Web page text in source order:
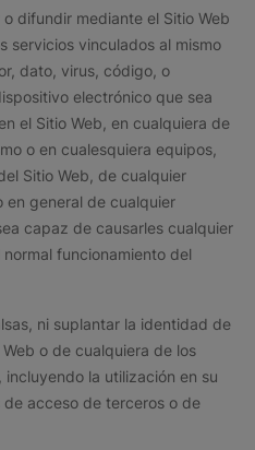
difundir mediante el Sitio Web
servicios vinculados al mismo
dato, virus, código, o
electrónico que sea
el Sitio Web, en cualquiera de
o en cualesquiera equipos,
Sitio Web, de cualquier
en general de cualquier
capaz de causarles cualquier
funcionamiento del
ni suplantar la identidad de
o de cualquiera de los
la utilización en su
acceso de terceros o de